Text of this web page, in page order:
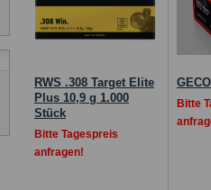
RWS .308 Target Elite
Plus 10,9 g 1.000
Stück
Bitte Tagespreis
anfragen!
Bitte